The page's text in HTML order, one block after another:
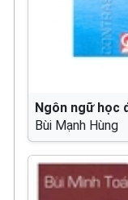
Ngôn ngữ học
Bùi Mạnh Hùng